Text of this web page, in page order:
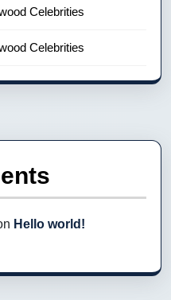
Celebrities
Celebrities
Hello world!